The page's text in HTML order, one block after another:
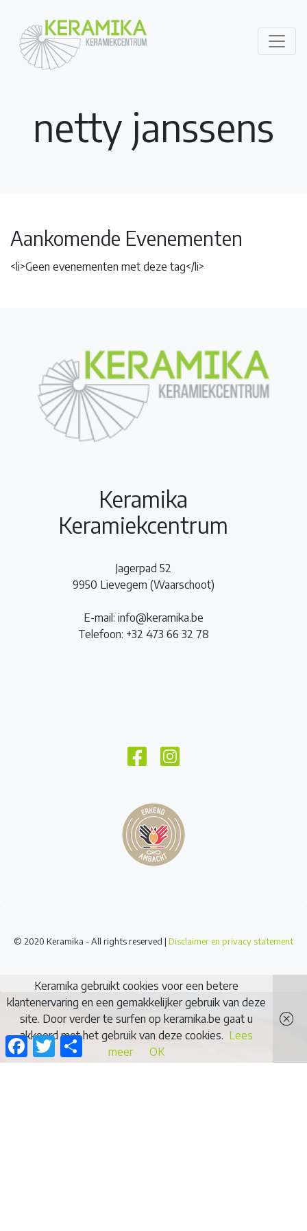
netty janssens
Aankomende Evenementen
<li>Geen evenementen met deze tag</li>
Keramika
Keramiekcentrum
Jagerpad 52
9950 Lievegem (Waarschoot)
E-mail: info@keramika.be
Telefoon: +32 473 66 32 78
© 2020 Keramika - All rights reserved | Disclaimer en privacy statement
FacebookTwitterDelen
Keramika gebruikt cookies voor een betere
klantenervaring en een gemakkelijker gebruik van deze
site. Door verder te surfen op keramika.be gaat u
akkoord met het gebruik van deze cookies. Lees
meer
OK